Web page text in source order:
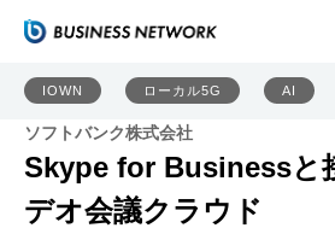
IOWN ローカル5G AI
ソフトバンク株式会社
Skype for Businessと
デオ会議クラウド